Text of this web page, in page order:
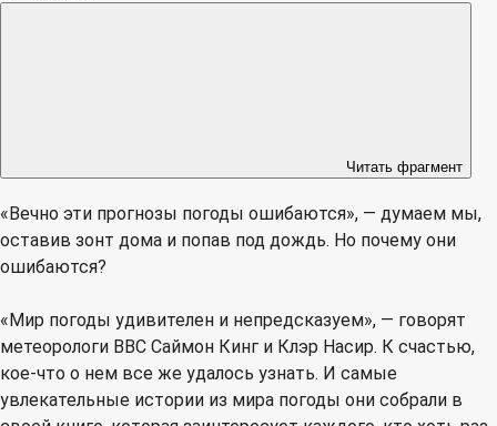
Читать фрагмент
«Вечно эти прогнозы погоды ошибаются», — думаем мы,
оставив зонт дома и попав под дождь. Но почему они
ошибаются?
«Мир погоды удивителен и непредсказуем», — говорят
метеорологи BBC Саймон Кинг и Клэр Насир. К счастью,
кое-что о нем все же удалось узнать. И самые
увлекательные истории из мира погоды они собрали в